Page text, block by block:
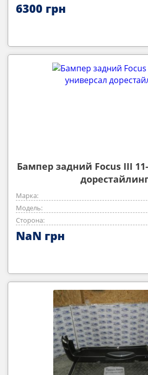
6300 грн
Бампер задний Focus III
Марка:
Модель:
Сторона:
NaN грн